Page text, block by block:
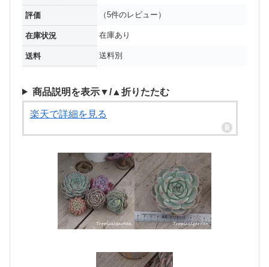
評価 （5件のレビュー）
在庫状況 在庫あり
送料 送料別
商品説明を表示▼/▲折りたたむ
楽天で詳細を見る